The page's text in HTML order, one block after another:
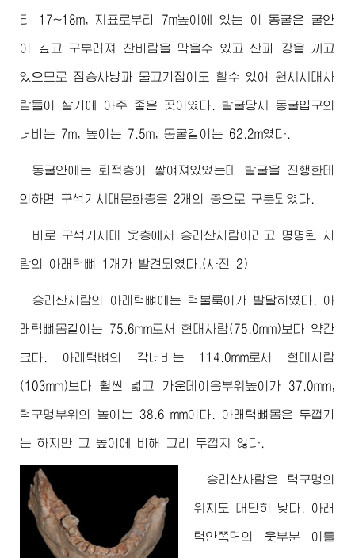
터 17~18m, 지표로부터 7m높이에 있는 이 동굴은 굴안
이 깊고 구부러져 찬바람을 막을수 있고 산과 강을 끼고
있으므로 짐승사냥과 물고기잡이도 할수 있어 원시시대사
람들이 살기에 아주 좋은 곳이였다. 발굴당시 동굴입구의
너비는 7m, 높이는 7.5m, 동굴길이는 62.2m였다.
동굴안에는 퇴적층이 쌓여져있었는데 발굴을 진행한데
의하면 구석기시대문화층은 2개의 층으로 구분되였다.
바로 구석기시대 웃층에서 승리산사람이라고 명명된 사
람의 아래턱뼈 1개가 발견되였다.(사진 2)
승리산사람의 아래턱뼈에는 턱불룩이가 발달하였다. 아
래턱뼈몸길이는 75.6mm로서 현대사람(75.0mm)보다 약간
크다. 아래턱뼈의 각너비는 114.0mm로서 현대사람
(103mm)보다 훨씬 넓고 가운데이음부위높이가 37.0mm,
턱구멍부위의 높이는 38.6 mm이다. 아래턱뼈몸은 두껍기
는 하지만 그 높이에 비해 그리 두껍지 않다.
승리산사람은 턱구멍의
위치도 대단히 낮다. 아래
턱안쪽면의 웃부분 이틀